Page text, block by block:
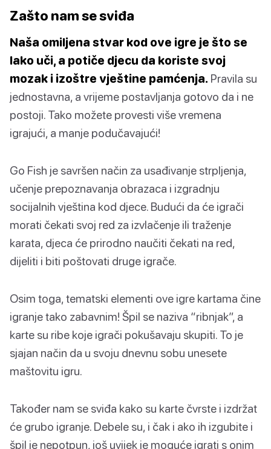
Zašto nam se sviđa
Naša omiljena stvar kod ove igre je što se
lako uči, a potiče djecu da koriste svoj
mozak i izoštre vještine pamćenja. Pravila su
jednostavna, a vrijeme postavljanja gotovo da i ne
postoji. Tako možete provesti više vremena
igrajući, a manje podučavajući!
Go Fish je savršen način za usađivanje strpljenja,
učenje prepoznavanja obrazaca i izgradnju
socijalnih vještina kod djece. Budući da će igrači
morati čekati svoj red za izvlačenje ili traženje
karata, djeca će prirodno naučiti čekati na red,
dijeliti i biti poštovati druge igrače.
Osim toga, tematski elementi ove igre kartama čine
igranje tako zabavnim! Špil se naziva “ribnjak”, a
karte su ribe koje igrači pokušavaju skupiti. To je
sjajan način da u svoju dnevnu sobu unesete
maštovitu igru.
Također nam se sviđa kako su karte čvrste i izdržat
će grubo igranje. Debele su, i čak i ako ih izgubite i
špil je nepotpun, još uvijek je moguće igrati s onim